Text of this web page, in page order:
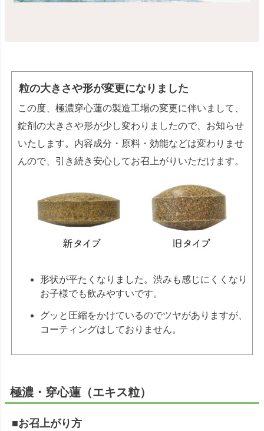
粒の大きさや形が変更になりました
この度、極濃穿心蓮の製造工場の変更に伴いまして、
錠剤の大きさや形が少し変わりましたので、お知らせ
いたします。内容成分・原料・効能などは変わりませ
んので、引き続き安心してお召上がりいただけます。
形状が平たくなりました。渋みも感じにくくなり
お子様でも飲みやすいです。
グッと圧縮をかけているのでツヤがありますが、
コーティングはしておりません。
極濃・穿心蓮（エキス粒）
■お召上がり方